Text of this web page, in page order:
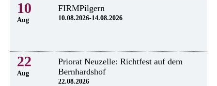
10
Aug
FIRMPilgern
10.08.2026-14.08.2026
22
Aug
Priorat Neuzelle: Richtfest auf dem
Bernhardshof
22.08.2026